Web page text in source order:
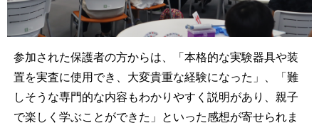
参加された保護者の方からは、「本格的な実験器具や装
置を実査に使用でき、大変貴重な経験になった」、「難
しそうな専門的な内容もわかりやすく説明があり、親子
で楽しく学ぶことができた」といった感想が寄せられま